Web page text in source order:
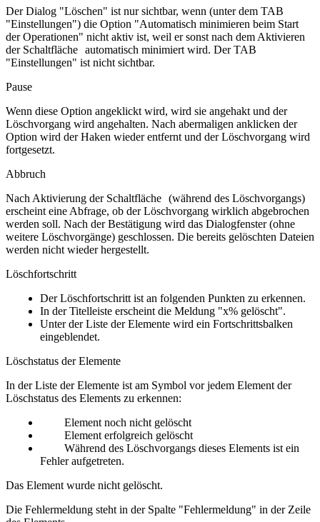
Der Dialog "Löschen" ist nur sichtbar, wenn (unter dem TAB
"Einstellungen") die Option "Automatisch minimieren beim Start
der Operationen" nicht aktiv ist, weil er sonst nach dem Aktivieren
der Schaltfläche automatisch minimiert wird. Der TAB
"Einstellungen" ist nicht sichtbar.
Pause
Wenn diese Option angeklickt wird, wird sie angehakt und der
Löschvorgang wird angehalten. Nach abermaligen anklicken der
Option wird der Haken wieder entfernt und der Löschvorgang wird
fortgesetzt.
Abbruch
Nach Aktivierung der Schaltfläche (während des Löschvorgangs)
erscheint eine Abfrage, ob der Löschvorgang wirklich abgebrochen
werden soll. Nach der Bestätigung wird das Dialogfenster (ohne
weitere Löschvorgänge) geschlossen. Die bereits gelöschten Dateien
werden nicht wieder hergestellt.
Löschfortschritt
Der Löschfortschritt ist an folgenden Punkten zu erkennen.
In der Titelleiste erscheint die Meldung "x% gelöscht".
Unter der Liste der Elemente wird ein Fortschrittsbalken
eingeblendet.
Löschstatus der Elemente
In der Liste der Elemente ist am Symbol vor jedem Element der
Löschstatus des Elements zu erkennen:
Element noch nicht gelöscht
Element erfolgreich gelöscht
Während des Löschvorgangs dieses Elements ist ein
Fehler aufgetreten.
Das Element wurde nicht gelöscht.
Die Fehlermeldung steht in der Spalte "Fehlermeldung" in der Zeile